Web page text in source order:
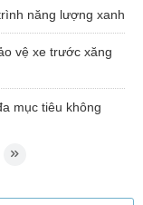
năng lượng xanh
vệ xe trước xăng
mục tiêu không